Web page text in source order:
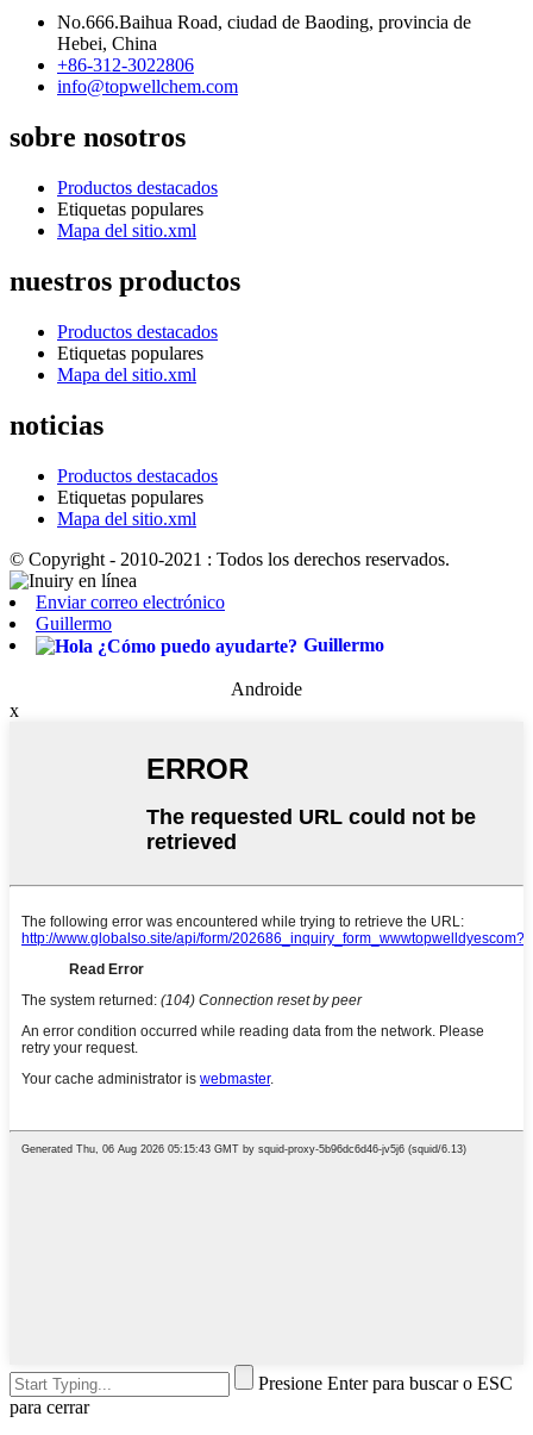
No.666.Baihua Road, ciudad de Baoding, provincia de
Hebei, China
+86-312-3022806
info@topwellchem.com
sobre nosotros
Productos destacados
Etiquetas populares
Mapa del sitio.xml
nuestros productos
Productos destacados
Etiquetas populares
Mapa del sitio.xml
noticias
Productos destacados
Etiquetas populares
Mapa del sitio.xml
© Copyright - 2010-2021 : Todos los derechos reservados.
Enviar correo electrónico
Guillermo
Guillermo
Androide
x
Presione Enter para buscar o ESC
para cerrar